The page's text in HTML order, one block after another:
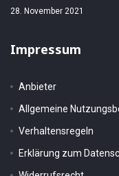
28. November 2021
Impressum
Anbieter
Allgemeine
Verhaltensregeln
Erklärung zum